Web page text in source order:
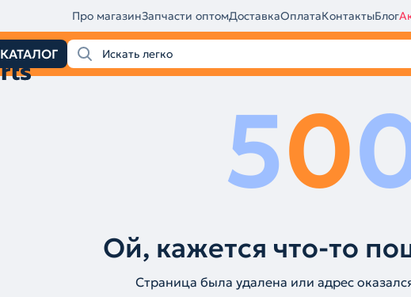
Про магазинЗапчасти оптомДоставкаОплатаКонтактыБлог
КАТАЛОГ
50
Ой, кажется что-то
Страница была удалена или адрес